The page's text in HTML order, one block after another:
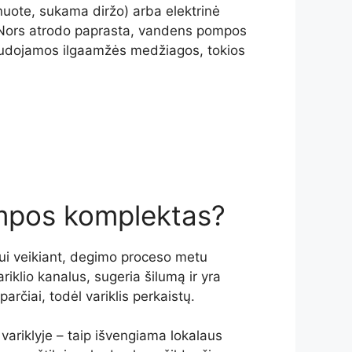
sukama diržo) arba elektrinė
atrodo paprasta, vandens pompos
ilgaamžės medžiagos, tokios
komplektas?
veikiant, degimo proceso metu
kanalus, sugeria šilumą ir yra
todėl variklis perkaistų.
– taip išvengiama lokalaus